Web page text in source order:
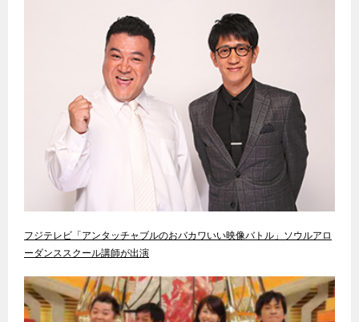
フジテレビ「アンタッチャブルのおバカワいい映像バトル」ソウルアロ
ーダンススクール講師が出演